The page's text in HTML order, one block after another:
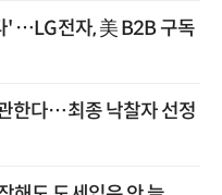
' …LG전자, 美 B2B 구독
한다…최종 낙찰자 선정